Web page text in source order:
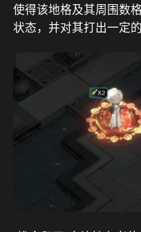
使得该地格及其周围数
状态，并对其打出一定